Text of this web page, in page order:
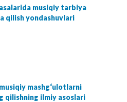
musiqiy tarbiya
qilish yondashuvlari
mashg‘ulotlarni
qilishning ilmiy asoslari